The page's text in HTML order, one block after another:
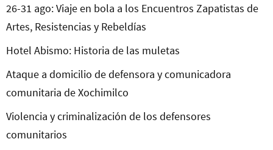
26-31 ago: Viaje en bola a los Encuentros Zapatistas de
Artes, Resistencias y Rebeldías
Hotel Abismo: Historia de las muletas
Ataque a domicilio de defensora y comunicadora
comunitaria de Xochimilco
Violencia y criminalización de los defensores
comunitarios